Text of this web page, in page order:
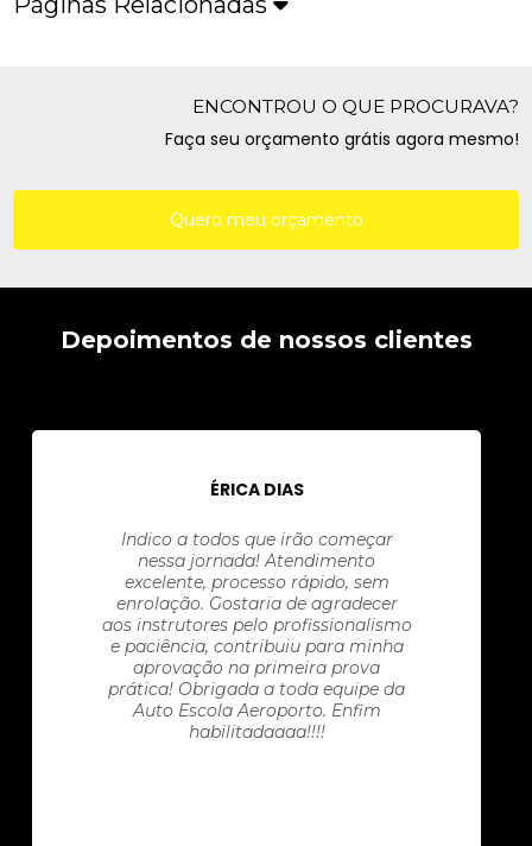
ENCONTROU O QUE PROCURAVA?
Faça seu orçamento grátis agora mesmo!
Quero meu orçamento
Depoimentos de nossos clientes
ÉRICA DIAS
Indico a todos que irão começar
nessa jornada! Atendimento
excelente, processo rápido, sem
enrolação. Gostaria de agradecer
aos instrutores pelo profissionalismo
e paciência, contribuiu para minha
aprovação na primeira prova
prática! Obrigada a toda equipe da
Auto Escola Aeroporto. Enfim
habilitadaaaa!!!!